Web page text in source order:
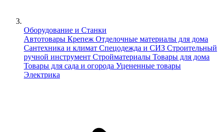
Оборудование и Станки
Автотовары Крепеж Отделочные материалы для дома
Сантехника и климат Спецодежда и СИЗ Строительный
ручной инструмент Стройматериалы Товары для дома
Товары для сада и огорода Уцененные товары
Электрика